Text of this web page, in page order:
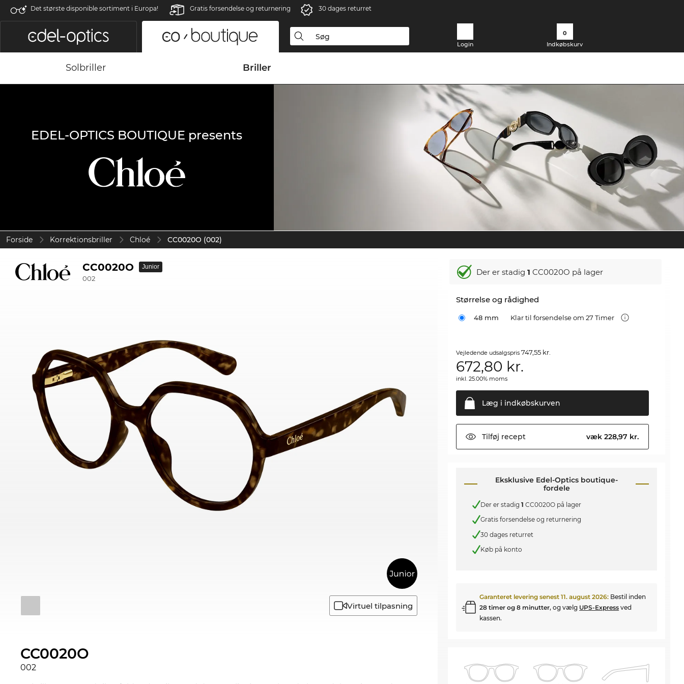
Det største disponible sortiment i Europa! Gratis forsendelse og returnering 30 dages returret
Login
0
Indkøbskurv
Solbriller Briller
EDEL-OPTICS BOUTIQUE presents
Forside Korrektionsbriller Chloé CC0020O (002)
CC0020O
002
Junior
Virtuel tilpasning
CC0020O
002
Der er stadig1 CC0020O på lager
Størrelse og rådighed
48 mm Klar til forsendelse om 27 Timer
Vejledende udsalgspris747,55 kr.
672,80 kr.
inkl. 25.00% moms
Læg i indkøbskurven
Tilføj recept væk 228,97 kr.
Eksklusive Edel-Optics boutique-
fordele
Der er stadig1 CC0020O på lager
Gratis forsendelse og returnering
30 dages returret
Køb på konto
Garanteret levering senest11. august 2026: Bestil inden
28 timer og 8 minutter, og vælg UPS-Express ved
kassen.